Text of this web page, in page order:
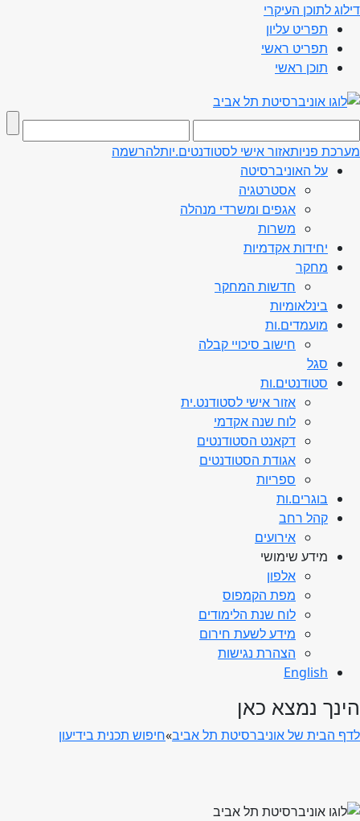
דילוג לתוכן העיקרי
תפריט עליון
תפריט ראשי
תוכן ראשי
מערכת פניותאזור אישי לסטודנטים.יותלהרשמה
על האוניברסיטה
אסטרטגיה
אגפים ומשרדי מנהלה
משרות
יחידות אקדמיות
מחקר
חדשות המחקר
בינלאומיות
מועמדים.ות
חישוב סיכויי קבלה
סגל
סטודנטים.ות
אזור אישי לסטודנט.ית
לוח שנה אקדמי
דקאנט הסטודנטים
אגודת הסטודנטים
ספריות
בוגרים.ות
קהל רחב
אירועים
מידע שימושי
אלפון
מפת הקמפוס
לוח שנת הלימודים
מידע לשעת חירום
הצהרת נגישות
English
הינך נמצא כאן
לדף הבית של אוניברסיטת תל אביב»חיפוש תכנית בידיעון